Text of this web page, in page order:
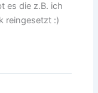
es die z.B. ich
reingesetzt :)